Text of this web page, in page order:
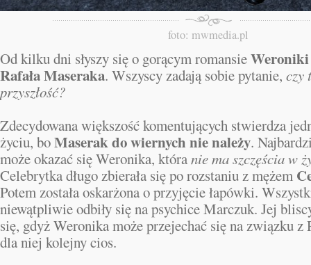
foto: mwmedia.pl
Od kilku dni słyszy się o gorącym romansie
Rafała Maseraka. Wszyscy zadają sobie pytanie, czy
przyszłość?
Zdecydowana większość komentujących stwierdza
życiu, boMaserak do wiernych nie należy.
może okazać się Weronika, któranie ma szczęścia w
Celebrytka długo zbierała się po rozstaniu z mężem
Potem została oskarżona o przyjęcie łapówki.
niewątpliwie odbiły się na psychice Marczuk. Jej
się, gdyż Weronika może przejechać się na związku z
dla niej kolejny cios.